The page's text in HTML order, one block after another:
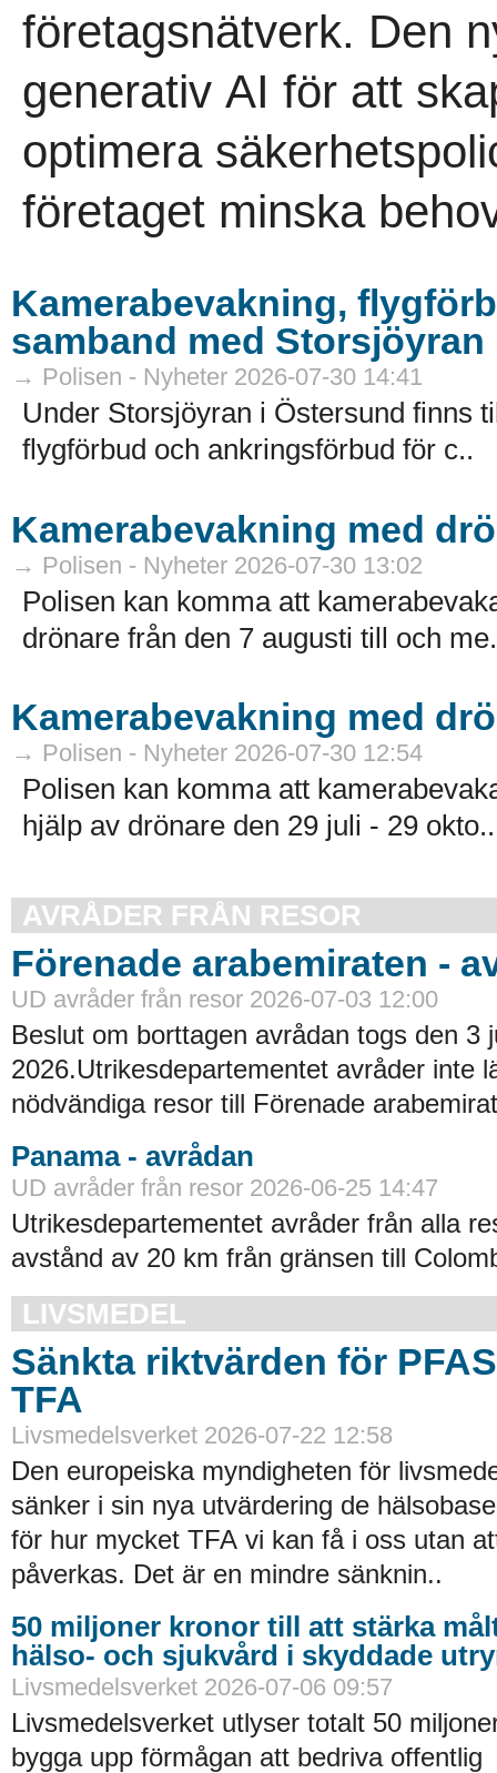
företagsnätverk. Den
generativ AI för att
optimera
företaget minska
Kamerabevakning,
samband med Storsjöyran
→ Polisen - Nyheter 2026-07-30 14:41
Under Storsjöyran i Östersund finns
flygförbud och ankringsförbud för c..
Kamerabevakning med
→ Polisen - Nyheter 2026-07-30 13:02
Polisen kan komma att
drönare från den 7 augusti till och
Kamerabevakning med
→ Polisen - Nyheter 2026-07-30 12:54
Polisen kan komma att
hjälp av drönare den 29 juli - 29 okto..
AVRÅDER FRÅN RESOR
Förenade arabemiraten -
UD avråder från resor 2026-07-03 12:00
Beslut om borttagen avrådan togs den 3
2026.Utrikesdepartementet avråder inte
nödvändiga resor till Förenade
Panama - avrådan
UD avråder från resor 2026-06-25 14:47
Utrikesdepartementet avråder från alla
avstånd av 20 km från gränsen till
LIVSMEDEL
Sänkta riktvärden för
TFA
Livsmedelsverket 2026-07-22 12:58
Den europeiska myndigheten för
sänker i sin nya utvärdering de
för hur mycket TFA vi kan få i oss utan
påverkas. Det är en mindre sänknin..
50 miljoner kronor till att stärka
hälso- och sjukvård i skyddade
Livsmedelsverket 2026-07-06 09:57
Livsmedelsverket utlyser totalt 50
bygga upp förmågan att bedriva offentlig